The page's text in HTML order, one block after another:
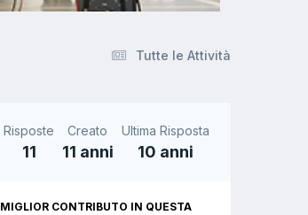
Tutte le Attività
Risposte
11
Creato
11 anni
Ultima Risposta
10 anni
MIGLIOR CONTRIBUTO IN QUESTA